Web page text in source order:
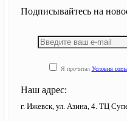
Подписывайтесь на
Я прочитал Условия
Наш адрес:
г. Ижевск, ул. Азина, 4. ТЦ